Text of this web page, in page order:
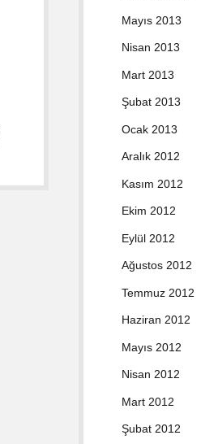
Mayıs 2013
Nisan 2013
Mart 2013
Şubat 2013
Ocak 2013
Aralık 2012
Kasım 2012
Ekim 2012
Eylül 2012
Ağustos 2012
Temmuz 2012
Haziran 2012
Mayıs 2012
Nisan 2012
Mart 2012
Şubat 2012